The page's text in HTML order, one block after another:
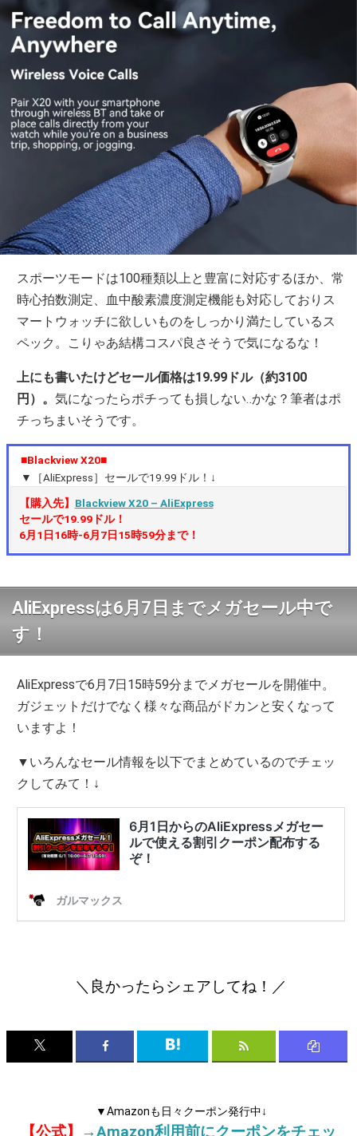
スポーツモードは100種類以上と豊富に対応するほか、常
時心拍数測定、血中酸素濃度測定機能も対応しておりス
マートウォッチに欲しいものをしっかり満たしているス
ペック。こりゃあ結構コスパ良さそうで気になるな！
上にも書いたけどセール価格は19.99ドル（約3100
円）。気になったらポチっても損しない‥かな？筆者はポ
チっちまいそうです。
■Blackview X20■
▼［AliExpress］セールで19.99ドル！↓
【購入先】 Blackview X20 – AliExpress
セールで19.99ドル！
6月1日16時-6月7日15時59分まで！
AliExpressは6月7日までメガセール中で
す！
AliExpressで6月7日15時59分までメガセールを開催中。
ガジェットだけでなく様々な商品がドカンと安くなって
いますよ！
▼いろんなセール情報を以下でまとめているのでチェッ
クしてみて！↓
＼良かったらシェアしてね！／
▼Amazonも日々クーポン発行中↓
【公式】 →Amazon利用前にクーポンをチェッ